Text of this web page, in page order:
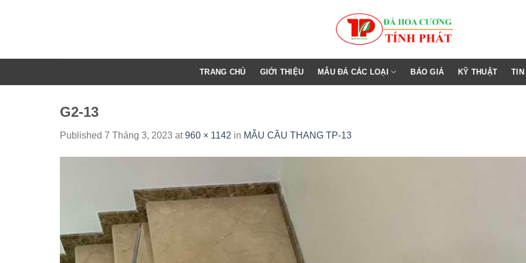
TRANG CHỦ GIỚI THIỆU MẪU ĐÁ CÁC LOẠI BÁO GIÁ KỸ THUẬT
G2-13
Published 7 Tháng 3, 2023 at960 × 1142 in MẪU CẦU THANG TP-13